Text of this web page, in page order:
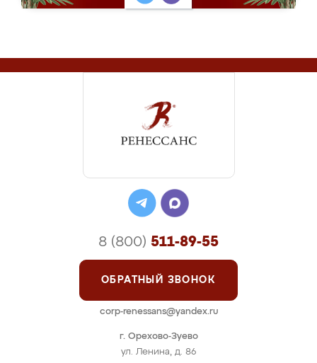
г. Орехово-Зуево
ул. Ленина, д. 86
8 (800) 511-89-55
ОБРАТНЫЙ ЗВОНОК
corp-renessans@yandex.ru